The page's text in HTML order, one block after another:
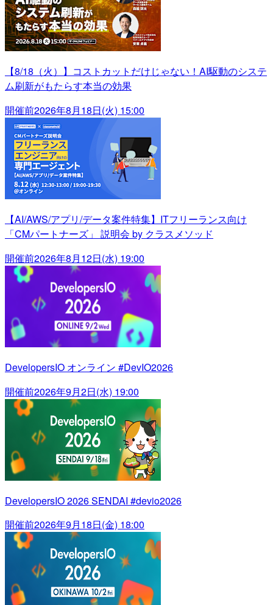
【8/18（火）】コストカットだけじゃない！AI駆動のシステ
ム刷新がもたらす本当の効果
開催前2026年8月18日(火) 15:00
【AI/AWS/アプリ/データ案件特集】ITフリーランス向け
「CMパートナーズ」 説明会 by クラスメソッド
開催前2026年8月12日(水) 19:00
DevelopersIO オンライン #DevIO2026
開催前2026年9月2日(水) 19:00
DevelopersIO 2026 SENDAI #devio2026
開催前2026年9月18日(金) 18:00